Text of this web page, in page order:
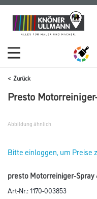
Zum
Inhalt
Zum
Navigationsmenü
Zurück
Presto
Abbildung ähnlich
Bitte einloggen, um Preise
presto Motorreiniger-Spray
Art-Nr.:1170-003853